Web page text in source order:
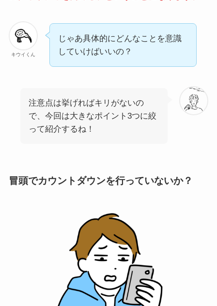
キウイくん
じゃあ具体的にどんなことを意識
していけばいいの？
注意点は挙げればキリがないの
で、今回は大きなポイント3つに絞
って紹介するね！
冒頭でカウントダウンを行っていないか？